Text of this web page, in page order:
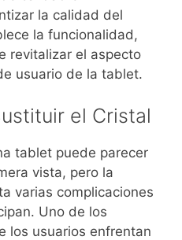
la calidad del
la funcionalidad,
revitalizar el aspecto
usuario de la tablet.
el Cristal
tablet puede parecer
vista, pero la
varias complicaciones
Uno de los
los usuarios enfrentan